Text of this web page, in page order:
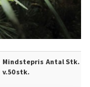
Mindstepris
v.50 stk.
Antal Stk.